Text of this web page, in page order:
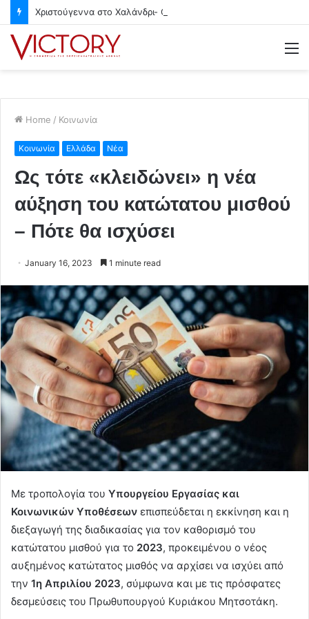
Home / Κοινωνία
Κοινωνία Ελλάδα Νέα
Ως τότε «κλειδώνει» η νέα
αύξηση του κατώτατου μισθού
– Πότε θα ισχύσει
January 16, 2023 1 minute read
Με τροπολογία του Υπουργείου Εργασίας και
Κοινωνικών Υποθέσεων επισπεύδεται η εκκίνηση και η
διεξαγωγή της διαδικασίας για τον καθορισμό του
κατώτατου μισθού για το 2023, προκειμένου ο νέος
αυξημένος κατώτατος μισθός να αρχίσει να ισχύει από
την 1η Απριλίου 2023, σύμφωνα και με τις πρόσφατες
δεσμεύσεις του Πρωθυπουργού Κυριάκου Μητσοτάκη.